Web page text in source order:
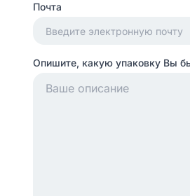
Почта
Опишите, какую упаковку Вы